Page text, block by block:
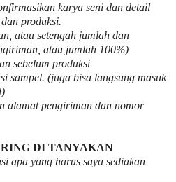
karya seni dan detail
produksi.
atau setengah jumlah dan
atau jumlah 100%)
sebelum produksi
sampel. (juga bisa langsung masuk
alamat pengiriman dan nomor
DI TANYAKAN
apa yang harus saya sediakan